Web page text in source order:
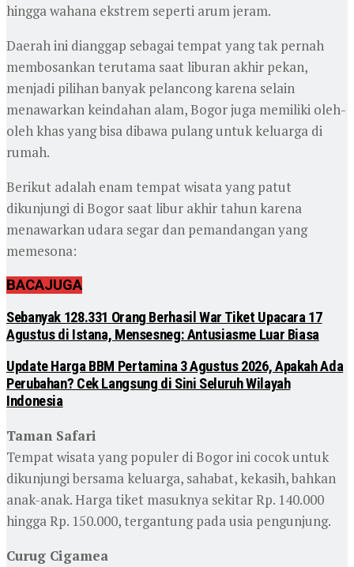
hingga wahana ekstrem seperti arum jeram.
Daerah ini dianggap sebagai tempat yang tak pernah
membosankan terutama saat liburan akhir pekan,
menjadi pilihan banyak pelancong karena selain
menawarkan keindahan alam, Bogor juga memiliki oleh-
oleh khas yang bisa dibawa pulang untuk keluarga di
rumah.
Berikut adalah enam tempat wisata yang patut
dikunjungi di Bogor saat libur akhir tahun karena
menawarkan udara segar dan pemandangan yang
memesona:
BACAJUGA
Sebanyak 128.331 Orang Berhasil War Tiket Upacara 17
Agustus di Istana, Mensesneg: Antusiasme Luar Biasa
Update Harga BBM Pertamina 3 Agustus 2026, Apakah Ada
Perubahan? Cek Langsung di Sini Seluruh Wilayah
Indonesia
Taman Safari
Tempat wisata yang populer di Bogor ini cocok untuk
dikunjungi bersama keluarga, sahabat, kekasih, bahkan
anak-anak. Harga tiket masuknya sekitar Rp. 140.000
hingga Rp. 150.000, tergantung pada usia pengunjung.
Curug Cigamea